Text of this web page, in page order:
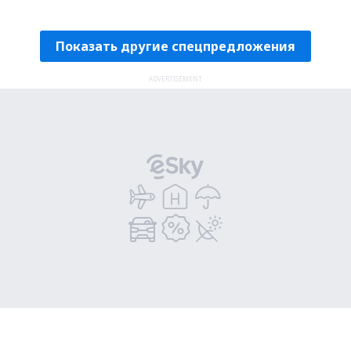
Показать другие спецпредложения
ADVERTISEMENT